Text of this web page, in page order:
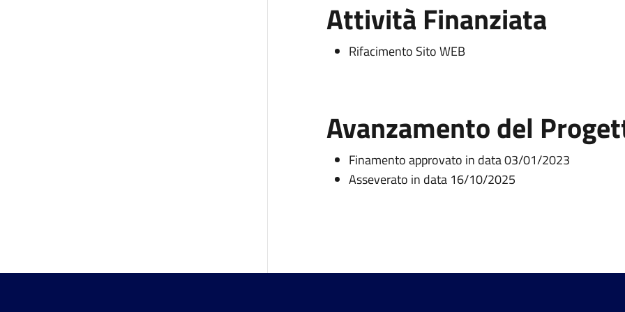
Attività Finanziata
Rifacimento Sito WEB
Avanzamento del
Finamento approvato in data 03/01/2023
Asseverato in data 16/10/2025